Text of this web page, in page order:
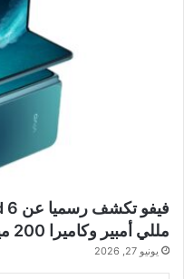
مللي أمبير وكاميرا 200 ميجابيكسل
يونيو 27, 2026